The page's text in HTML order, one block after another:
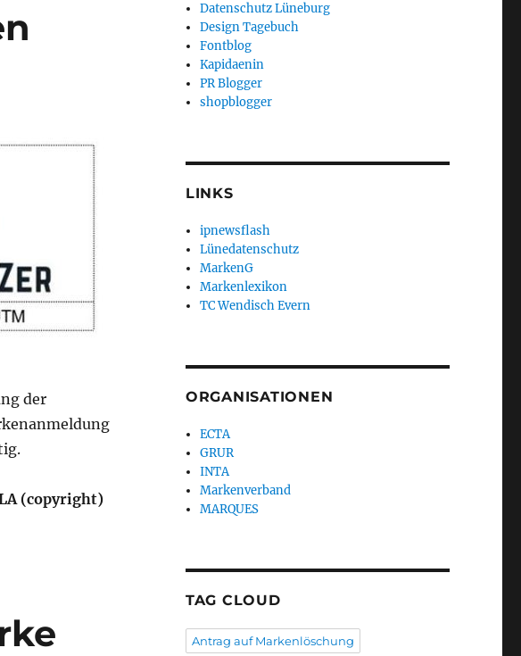
der
(copyright)
Datenschutz Lüneburg
Design Tagebuch
Fontblog
Kapidaenin
PR Blogger
shopblogger
LINKS
ipnewsflash
Lünedatenschutz
MarkenG
Markenlexikon
TC Wendisch Evern
ORGANISATIONEN
ECTA
GRUR
INTA
Markenverband
MARQUES
TAG CLOUD
Antrag auf Markenlöschung